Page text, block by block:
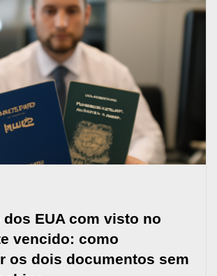
EUA com visto no
vencido: como
os dois documentos sem